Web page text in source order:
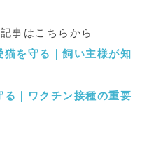
事はこちらから
猫を守る｜飼い主様が知
｜ワクチン接種の重要